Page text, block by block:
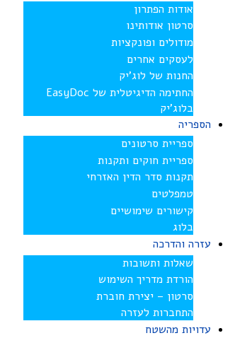
אודות הפתרון
סרטון אודותינו
מודולים ופונקציות
לעסקים אחרים
החנות של לוג’יק
החתימה הדיגיטלית של EasyDoc
בלוג’יק
הספריה
ספריית סרטונים
ספריית חוקים ותקנות
תקנות סדר הדין האזרחי
טמפלטים
קישורים שימושיים
בלוג
עזרה והדרכה
שאלות ותשובות
הורדת מדריך השימוש
סרטון – יצירת חוברת
התחברות לעזרה
עדויות מהשטח